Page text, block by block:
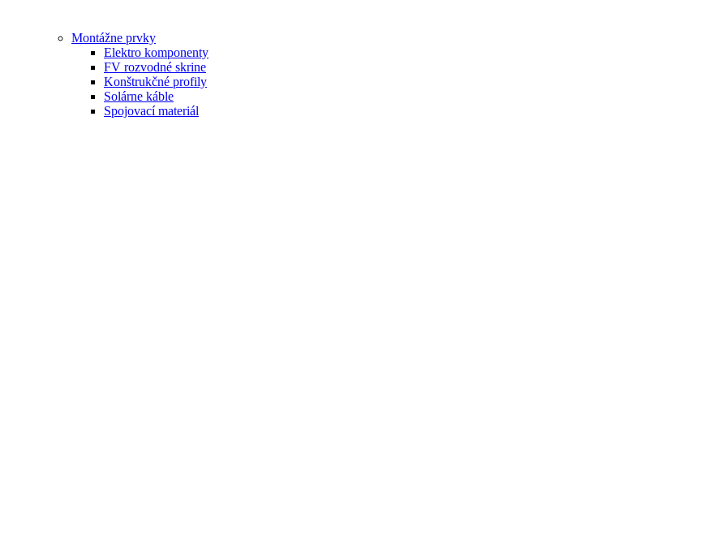
Montážne prvky
Elektro komponenty
FV rozvodné skrine
Konštrukčné profily
Solárne káble
Spojovací materiál